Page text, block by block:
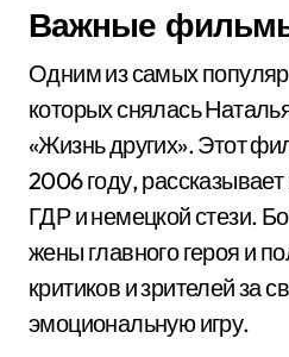
Важные
Одним из самых
которых снялась
«Жизнь других». Этот
2006 году,
ГДР и немецкой стези.
жены главного героя и
критиков и зрителей за
эмоциональную игру.